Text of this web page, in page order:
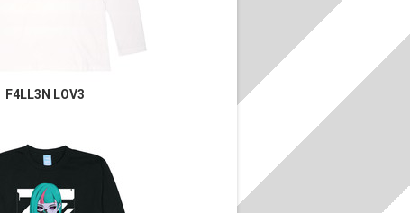
F4LL3N LOV3